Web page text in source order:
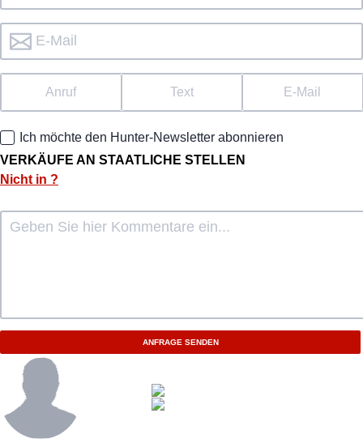
Anruf Text E-Mail
Ich möchte den Hunter-Newsletter abonnieren
VERKÄUFE AN STAATLICHE STELLEN
Nicht in ?
ANFRAGE SENDEN